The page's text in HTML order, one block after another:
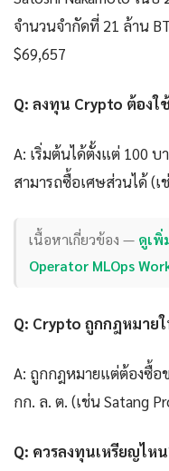
จำนวนจำกัดที่ 21 ล้าน
$69,657
Q: ลงทุน Crypto ต้องใ
A: เริ่มต้นได้ตั้งแต่ 100
สามารถซื้อเศษส่วนได้ (เ
เนื้อหาเกี่ยวข้อง — ดูเพิ่
Operator MLOps
Q: Crypto ถูกกฎหมาย
A: ถูกกฎหมายแต่ต้องซื้อ
กก. ล. ต. (เช่น Satang
Q: ควรลงทุนเหรียญไห